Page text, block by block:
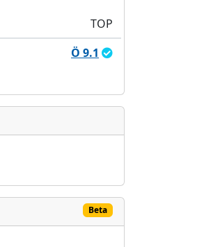
TOP
Ö 9.1
Beta